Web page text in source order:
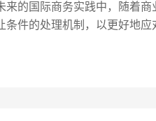
来的国际商务实践中，随着商
件的处理机制，以更好地应